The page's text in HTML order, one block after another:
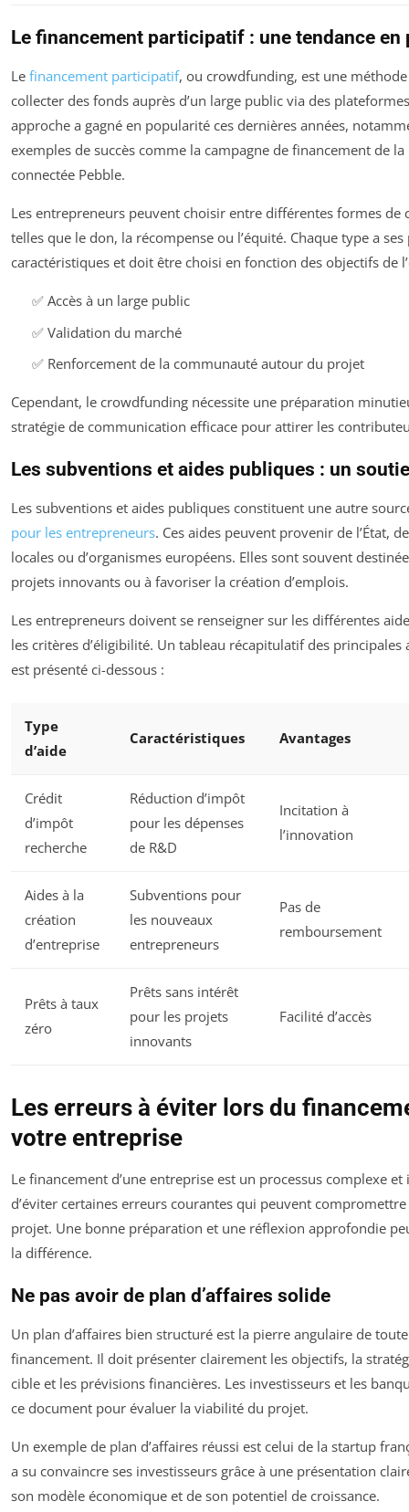
Le financement participatif : une tendance en
Le financement participatif, ou crowdfunding, est une
collecter des fonds auprès d’un large public via des
approche a gagné en popularité ces dernières années,
exemples de succès comme la campagne de financement de
connectée Pebble.
Les entrepreneurs peuvent choisir entre différentes formes de
telles que le don, la récompense ou l’équité. Chaque type a
caractéristiques et doit être choisi en fonction des objectifs de
✅ Accès à un large public
✅ Validation du marché
✅ Renforcement de la communauté autour du projet
Cependant, le crowdfunding nécessite une préparation
stratégie de communication efficace pour attirer les
Les subventions et aides publiques : un
Les subventions et aides publiques constituent une autre
pour les entrepreneurs. Ces aides peuvent provenir de l’État,
locales ou d’organismes européens. Elles sont souvent
projets innovants ou à favoriser la création d’emplois.
Les entrepreneurs doivent se renseigner sur les différentes
les critères d’éligibilité. Un tableau récapitulatif des principales
est présenté ci-dessous :
Type
d’aide
Caractéristiques Avantages
Crédit
d’impôt
recherche
Réduction d’impôt
pour les dépenses
de R&D
Incitation à
l’innovation
Aides à la
création
d’entreprise
Subventions pour
les nouveaux
entrepreneurs
Pas de
remboursement
Prêts à taux
zéro
Prêts sans intérêt
pour les projets
innovants
Facilité d’accès
Les erreurs à éviter lors du
votre entreprise
Le financement d’une entreprise est un processus complexe et
d’éviter certaines erreurs courantes qui peuvent
projet. Une bonne préparation et une réflexion approfondie
la différence.
Ne pas avoir de plan d’affaires solide
Un plan d’affaires bien structuré est la pierre angulaire de
financement. Il doit présenter clairement les objectifs, la
cible et les prévisions financières. Les investisseurs et les
ce document pour évaluer la viabilité du projet.
Un exemple de plan d’affaires réussi est celui de la startup
a su convaincre ses investisseurs grâce à une présentation
son modèle économique et de son potentiel de croissance.